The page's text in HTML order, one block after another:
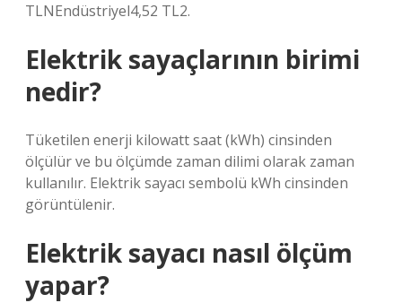
TLNEndüstriyel4,52 TL2.
Elektrik sayaçlarının birimi
nedir?
Tüketilen enerji kilowatt saat (kWh) cinsinden
ölçülür ve bu ölçümde zaman dilimi olarak zaman
kullanılır. Elektrik sayacı sembolü kWh cinsinden
görüntülenir.
Elektrik sayacı nasıl ölçüm
yapar?